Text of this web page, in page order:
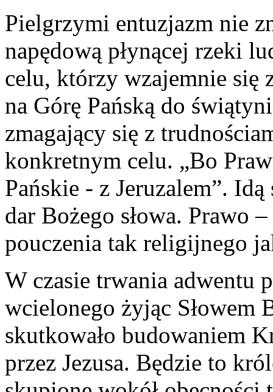
Pielgrzymi entuzjazm nie
napędową płynącej rzeki
celu, którzy wzajemnie się
na Górę Pańską do
zmagający się z
konkretnym celu. „Bo
Pańskie - z Jeruzalem”.
dar Bożego słowa. Prawo
pouczenia tak religijnego
W czasie trwania adwentu
wcielonego żyjąc Słowem
skutkowało budowaniem
przez Jezusa. Będzie to